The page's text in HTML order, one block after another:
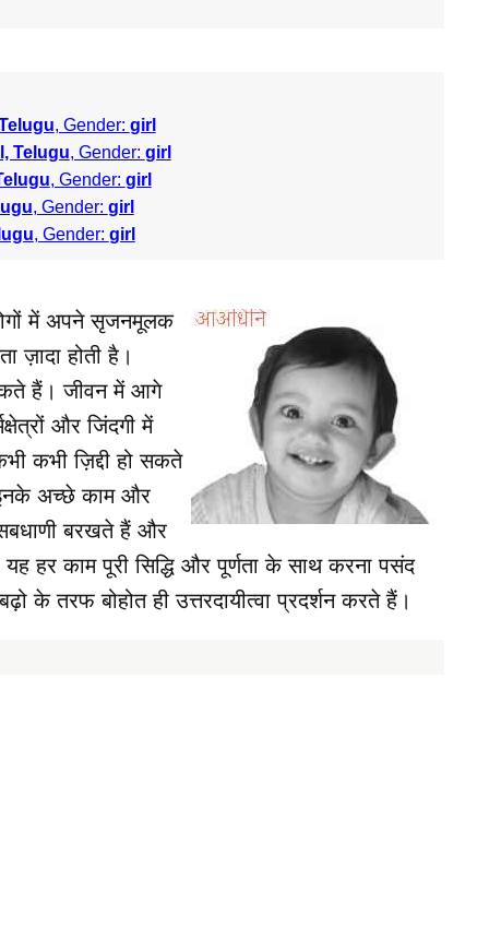
, Gender: girl
Telugu, Gender: girl
, Gender: girl
, Gender: girl
, Gender: girl
में अपने सृजनमूलक
ज़ादा होती है।
हैं। जीवन में आगे
और जिंदगी में
कभी ज़िद्दी हो सकते
अच्छे काम और
बरखते हैं और
हर काम पूरी सिद्धि और पूर्णता के साथ करना पसंद
तरफ बोहोत ही उत्तरदायीत्वा प्रदर्शन करते हैं।